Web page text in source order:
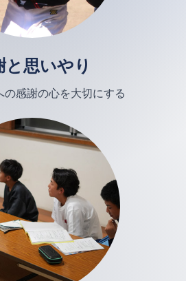
と思いやり
の感謝の心を大切にする